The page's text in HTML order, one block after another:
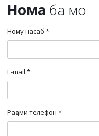
Нома ба мо
Ному насаб *
Е-mail *
Рақами телефон *